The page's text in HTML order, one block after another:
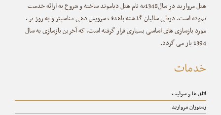
هتل مروارید در سال1348به نام هتل دیاموند ساخته و شروع به ارائه خدمت
نموده است. درطی سالیان گذشته باهدف سرویس دهی مناسبتر و به روز تر ،
مورد بازسازی های اساسی بسیاری قرار گرفته است، که آخرین بازسازی به سال
1394 باز می گردد.
خدمات
اتاق ها و سوئیت
رستوران مروارید